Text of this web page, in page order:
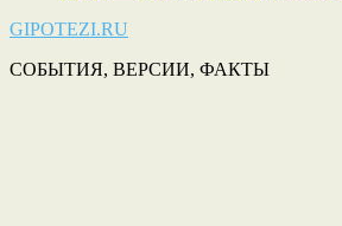
GIPOTEZI.RU
СОБЫТИЯ, ВЕРСИИ, ФАКТЫ